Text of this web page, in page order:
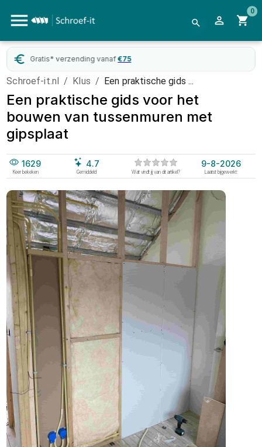
0
Gratis* verzending vanaf €75
Schroef-it.nl / Klus / Een praktische gids ...
Een praktische gids voor het
bouwen van tussenmuren met
gipsplaat
1629
Keer bekeken
4.7
Gemiddeld Wat vindt jij van dit artikel?
9-8-2026
Laatst bijgewerkt: